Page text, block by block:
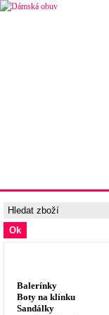
Balerínky
Boty na klínku
Sandálky